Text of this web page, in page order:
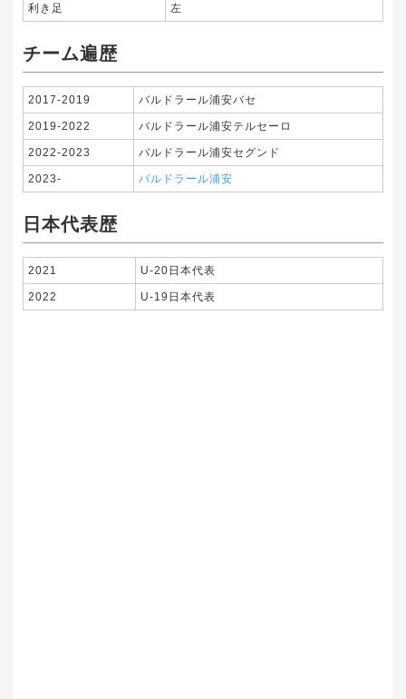
利き足 左
チーム遍歴
2017-2019 バルドラール浦安バセ
2019-2022 バルドラール浦安テルセーロ
2022-2023 バルドラール浦安セグンド
2023- バルドラール浦安
日本代表歴
2021 U-20日本代表
2022 U-19日本代表